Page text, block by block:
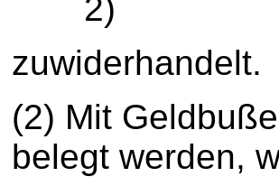
2)
zuwiderhandelt.
(2) Mit
belegt werden,